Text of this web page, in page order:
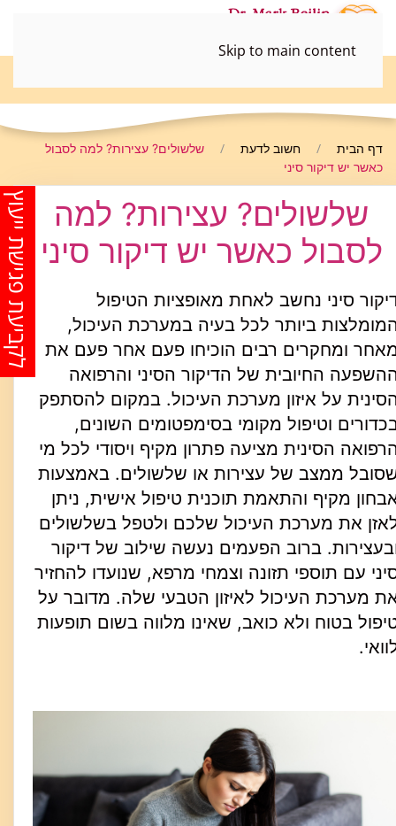
Skip to main content
דף הבית חשוב לדעת
שלשולים? עצירות? למה לסבול
כאשר יש דיקור סיני
שלשולים? עצירות? למה
לסבול כאשר יש דיקור סיני
סיני נחשב לאחת מאופציות הטיפול
ביותר לכל בעיה במערכת העיכול,
ומחקרים רבים הוכיחו פעם אחר פעם את
החיובית של הדיקור הסיני והרפואה
על איזון מערכת העיכול. במקום להסתפק
וטיפול מקומי בסימפטומים השונים,
הסינית מציעה פתרון מקיף ויסודי לכל מי
ממצב של עצירות או שלשולים. באמצעות
מקיף והתאמת תוכנית טיפול אישית, ניתן
את מערכת העיכול שלכם ולטפל בשלשולים
ברוב הפעמים נעשה שילוב של דיקור
עם תוספי תזונה וצמחי מרפא, שנועדו להחזיר
מערכת העיכול לאיזון הטבעי שלה. מדובר על
בטוח ולא כואב, שאינו מלווה בשום תופעות
לקביעת פגישת ייעוץ